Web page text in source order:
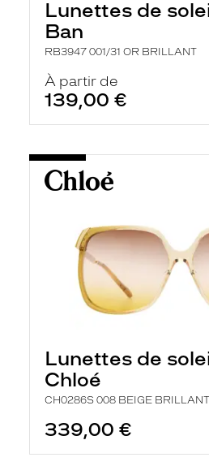
Lunettes de
Ban
RB3947 001/31 OR BRILLANT
À partir de
139,00 €
Lunettes de
Chloé
CH0286S 008 BEIGE BRILLANT
339,00 €